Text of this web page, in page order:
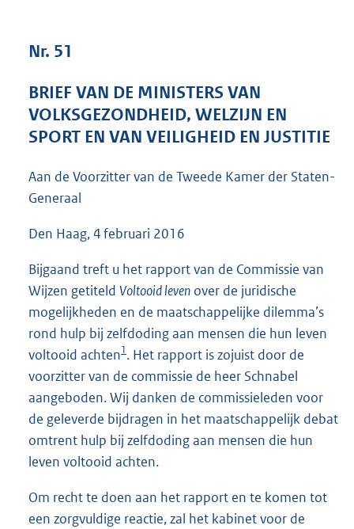
e
:
3
b
Nr. 51
BRIEF VAN DE MINISTERS VAN
VOLKSGEZONDHEID, WELZIJN EN
SPORT EN VAN VEILIGHEID EN JUSTITIE
Aan de Voorzitter van de Tweede Kamer der Staten-
Generaal
Den Haag, 4 februari 2016
Bijgaand treft u het rapport van de Commissie van
Wijzen getiteld Voltooid leven over de juridische
mogelijkheden en de maatschappelijke dilemma’s
rond hulp bij zelfdoding aan mensen die hun leven
voltooid achten1. Het rapport is zojuist door de
voorzitter van de commissie de heer Schnabel
aangeboden. Wij danken de commissieleden voor
de geleverde bijdragen in het maatschappelijk debat
omtrent hulp bij zelfdoding aan mensen die hun
leven voltooid achten.
Om recht te doen aan het rapport en te komen tot
een zorgvuldige reactie, zal het kabinet voor de